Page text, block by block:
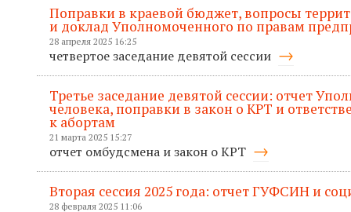
Поправки в краевой бюджет, вопросы
и доклад Уполномоченного по правам
28 апреля 2025 16:25
четвертое заседание девятой сессии
Третье заседание девятой сессии: отчет
человека, поправки в закон о КРТ и
к абортам
21 марта 2025 15:27
отчет омбудсмена и закон о КРТ
Вторая сессия 2025 года: отчет ГУФСИН и
28 февраля 2025 11:06